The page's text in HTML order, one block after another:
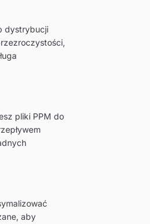
dystrybucji
pliki PPM do
aby